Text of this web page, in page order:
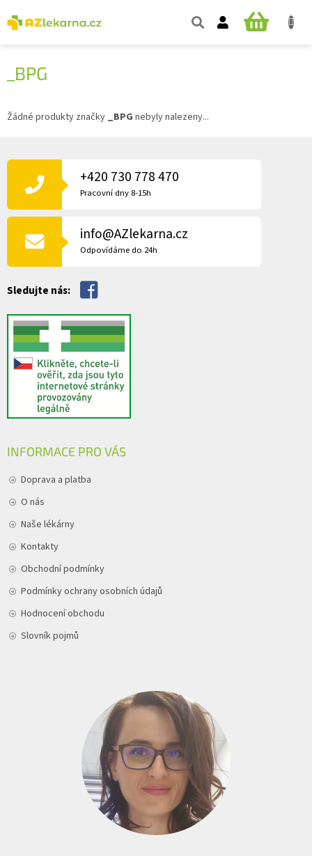
na
obsah
NÁKUPNÍ
_BPG
Žádné produkty značky _BPG nebyly nalezeny...
Á
T
+420 730 778 470
Pracovní dny 8-15h
info@AZlekarna.cz
Odpovídáme do 24h
Sledujte nás:
INFORMACE PRO VÁS
Doprava a platba
O nás
Naše lékárny
Kontakty
Obchodní podmínky
Podmínky ochrany osobních údajů
Hodnocení obchodu
Slovník pojmů